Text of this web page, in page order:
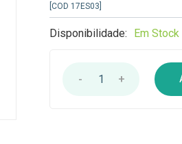
[COD 17ES03]
Disponibilidade: Em Stock
- 1 +